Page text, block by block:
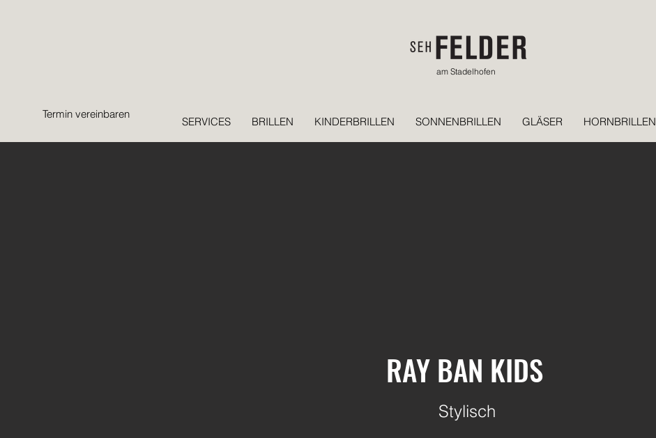
Termin vereinbaren
am Stadelhofen
SERVICES BRILLEN KINDERBRILLEN SONNENBRILLEN GLÄSER HORNBRILLEN
RAY BAN KIDS
Stylisch